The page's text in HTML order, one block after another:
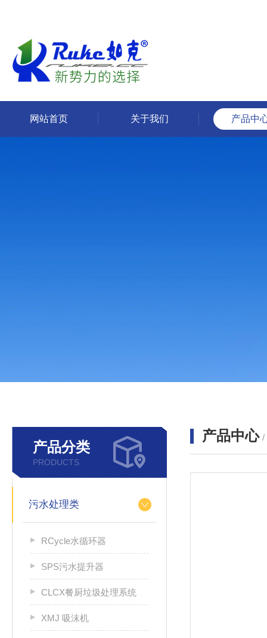
网站首页 关于我们 产品中
产品分类
PRODUCTS
污水处理类
RCycle水循环器
SPS污水提升器
CLCX餐厨垃圾处理系统
XMJ 吸沫机
产品中心 /